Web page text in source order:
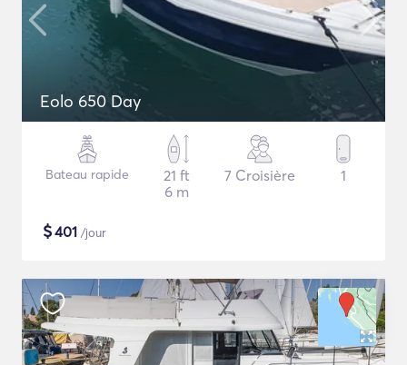
Eolo 650 Day
Bateau rapide
21 ft
6 m
7 Croisière 1
$401 /jour